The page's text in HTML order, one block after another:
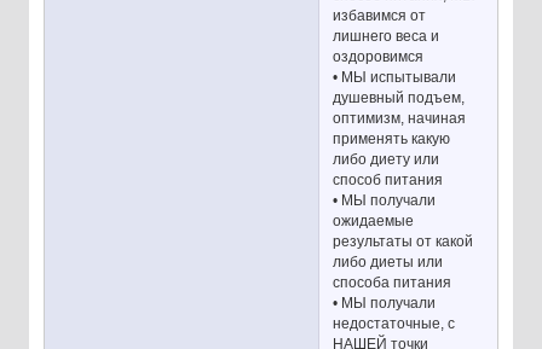
избавимся от
лишнего веса и
оздоровимся
• МЫ испытывали
душевный подъем,
оптимизм, начиная
применять какую
либо диету или
способ питания
• МЫ получали
ожидаемые
результаты от какой
либо диеты или
способа питания
• МЫ получали
недостаточные, с
НАШЕЙ точки